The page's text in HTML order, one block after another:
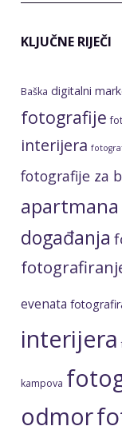
KLJUČNE RIJEČI
Baška digitalni
fotografije
interijera
fotografije za
apartmana
događanja
evenata
interijera
kampova
odmor